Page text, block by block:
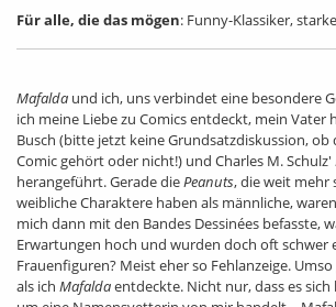
Für alle, die das mögen: Funny-Klassiker,
Mafalda und ich, uns verbindet eine besondere
ich meine Liebe zu Comics entdeckt, mein Vater
Busch (bitte jetzt keine Grundsatzdiskussion, ob
Comic gehört oder nicht!) und Charles M. Schulz'
herangeführt. Gerade diePeanuts, die weit mehr
weibliche Charaktere haben als männliche,
mich dann mit den Bandes Dessinées befasste,
Erwartungen hoch und wurden doch oft schwer
Frauenfiguren? Meist eher so Fehlanzeige.
als ich Mafaldaentdeckte. Nicht nur, dass es